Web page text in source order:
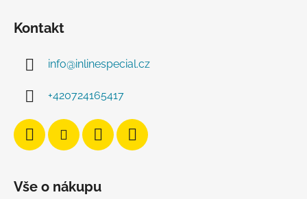
Kontakt
info@inlinespecial.cz
+420724165417
Vše o nákupu